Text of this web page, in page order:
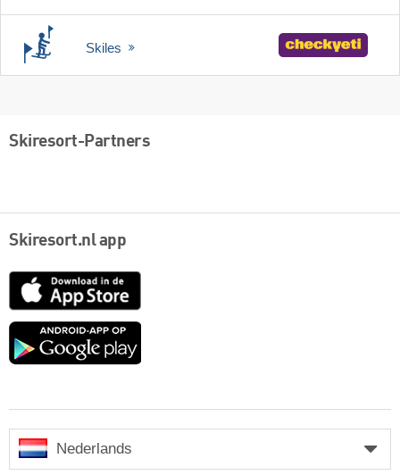
Skiles
Skiresort-Partners
Skiresort.nl app
App
Google
Nederlands